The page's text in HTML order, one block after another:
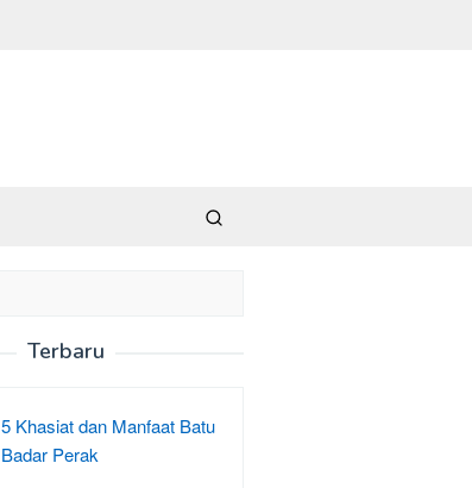
Terbaru
5 Khasiat dan Manfaat Batu
Badar Perak